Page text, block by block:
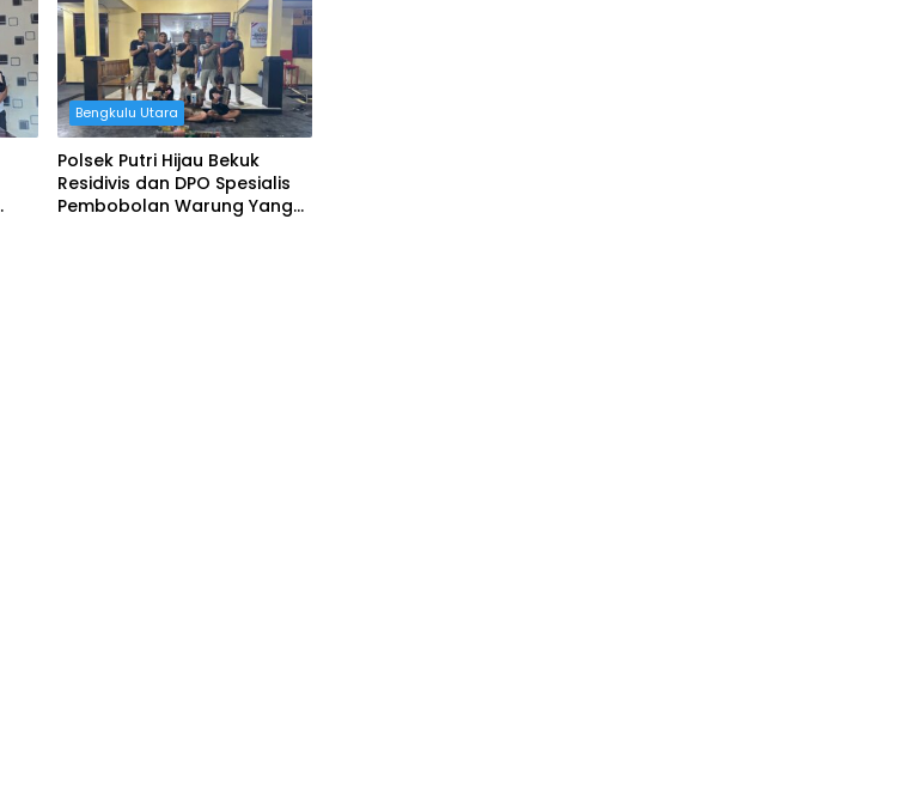
Bengkulu Utara
Polsek Putri Hijau Bekuk
Residivis dan DPO Spesialis
Pembobolan Warung Yang